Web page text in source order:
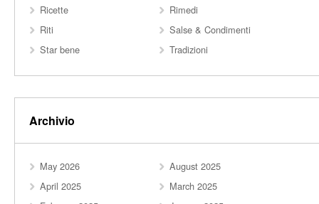
Ricette
Rimedi
Riti
Salse & Condimenti
Star bene
Tradizioni
Archivio
May 2026
August 2025
April 2025
March 2025